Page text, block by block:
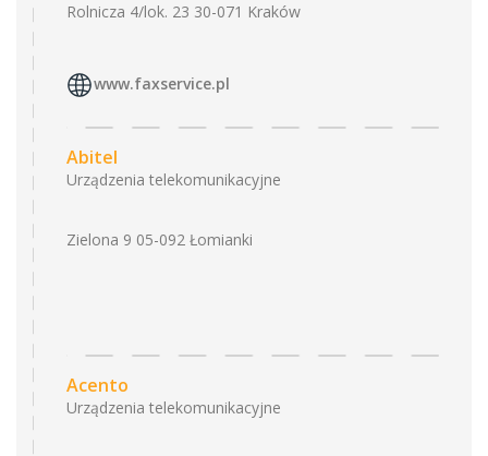
Rolnicza 4/lok. 23 30-071 Kraków
www.faxservice.pl
Abitel
Urządzenia telekomunikacyjne
Zielona 9 05-092 Łomianki
Acento
Urządzenia telekomunikacyjne